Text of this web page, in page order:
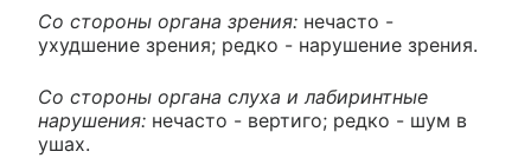
Со стороны органа зрения: нечасто -
ухудшение зрения; редко - нарушение зрения.
Со стороны органа слуха и лабиринтные
нарушения: нечасто - вертиго; редко - шум в
ушах.